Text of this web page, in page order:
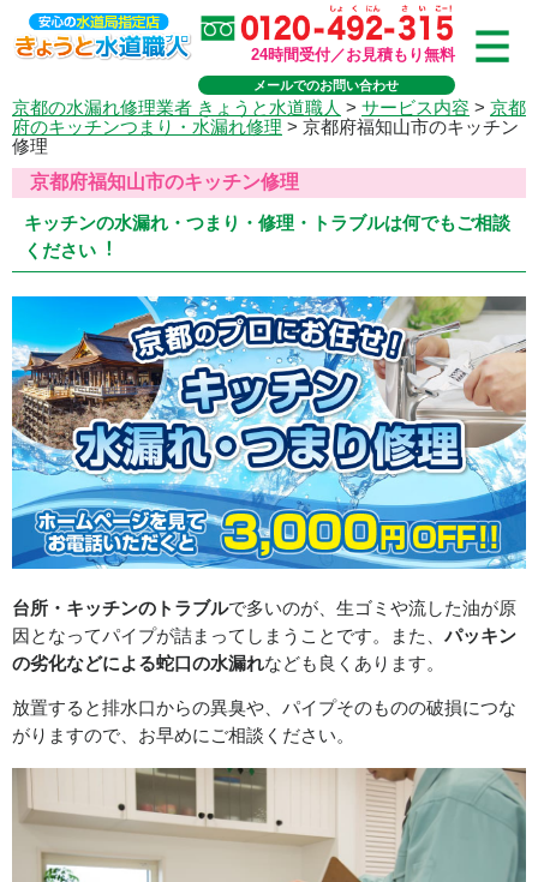
24時間受付／お見積もり無料
メールでのお問い合わせ
京都の水漏れ修理業者 きょうと水道職人 > サービス内容 > 京都
府のキッチンつまり・水漏れ修理 > 京都府福知山市のキッチン
修理
京都府福知山市のキッチン修理
キッチンの水漏れ・つまり・修理・トラブルは何でもご相談
ください︕
台所・キッチンのトラブルで多いのが、生ゴミや流した油が原
因となってパイプが詰まってしまうことです。また、 パッキン
の劣化などによる蛇口の水漏れなども良くあります。
放置すると排水口からの異臭や、パイプそのものの破損につな
がりますので、お早めにご相談ください。